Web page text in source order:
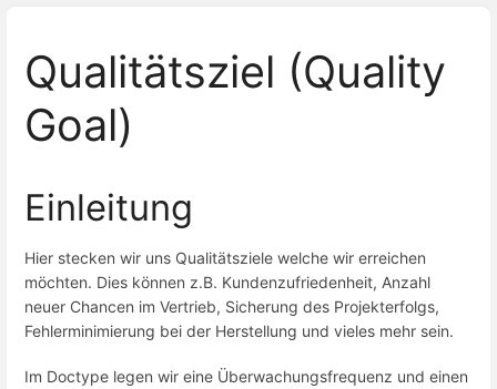
Qualitätsziel (Quality
Goal)
Einleitung
Hier stecken wir uns Qualitätsziele welche wir erreichen
möchten. Dies können z.B. Kundenzufriedenheit, Anzahl
neuer Chancen im Vertrieb, Sicherung des Projekterfolgs,
Fehlerminimierung bei der Herstellung und vieles mehr sein.
Im Doctype legen wir eine Überwachungsfrequenz und einen